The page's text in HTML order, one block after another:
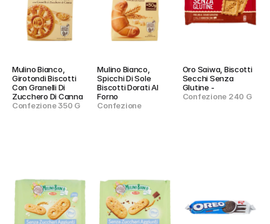
Mulino Bianco,
Girotondi Biscotti
Con Granelli Di
Zucchero Di Canna
Confezione 350 G
Mulino Bianco,
Spicchi Di Sole
Biscotti Dorati Al
Forno
Confezione
Oro Saiwa, Biscotti
Secchi Senza
Glutine -
Confezione 240 G